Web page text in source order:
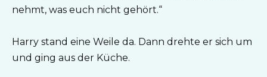
nehmt, was euch nicht gehört.“
Harry stand eine Weile da. Dann drehte er sich um
und ging aus der Küche.